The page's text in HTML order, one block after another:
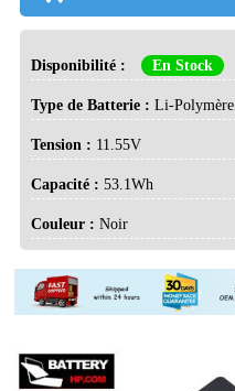
Disponibilité : En Stock
Type de Batterie :Li-Polymère
Tension : 11.55V
Capacité :53.1Wh
Couleur :Noir